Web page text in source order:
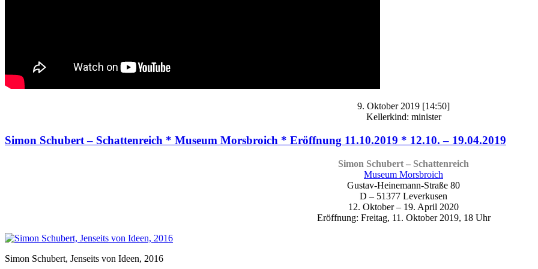
9. Oktober 2019 [14:50]
Kellerkind: minister
Simon Schubert – Schattenreich * Museum Morsbroich * Eröffnung 11.10.2019 * 12.10. – 19.04.2019
Simon Schubert – Schattenreich
Museum Morsbroich
Gustav-Heinemann-Straße 80
D – 51377 Leverkusen
12. Oktober – 19. April 2020
Eröffnung: Freitag, 11. Oktober 2019, 18 Uhr
Simon Schubert, Jenseits von Ideen, 2016